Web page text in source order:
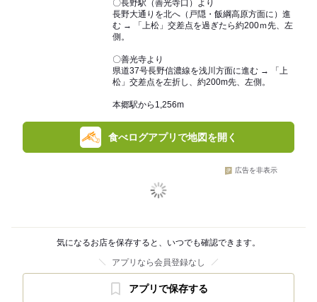
〇長野駅（善光寺口）より
長野大通りを北へ（戸隠・飯綱高原方面に）進
む → 「上松」交差点を過ぎたら約200ｍ先、左
側。
〇善光寺より
県道37号長野信濃線を浅川方面に進む → 「上
松」交差点を左折し、約200m先、左側。
本郷駅から1,256m
食べログアプリで地図を開く
広告を非表示
気になるお店を保存すると、いつでも確認できます。
アプリなら会員登録なし
アプリで保存する